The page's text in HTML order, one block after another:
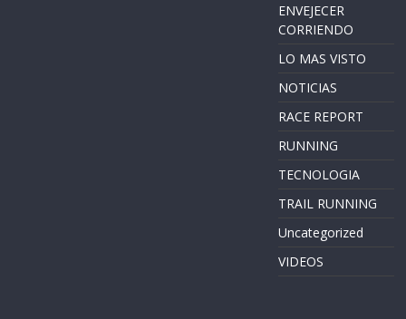
ENVEJECER
CORRIENDO
LO MAS VISTO
NOTICIAS
RACE REPORT
RUNNING
TECNOLOGIA
TRAIL RUNNING
Uncategorized
VIDEOS